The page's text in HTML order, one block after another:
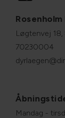
Løgtenvej
70230004
Mandag -